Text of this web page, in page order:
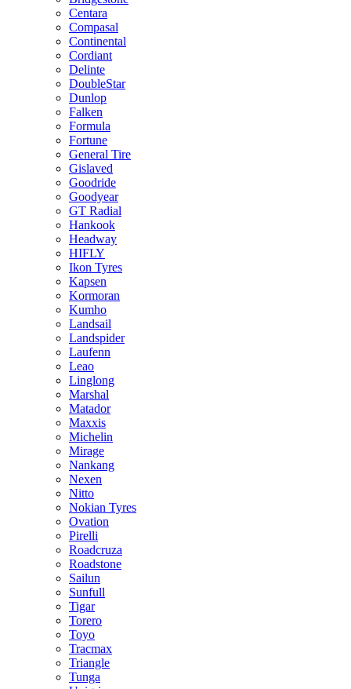
Centara
Compasal
Continental
Cordiant
Delinte
DoubleStar
Dunlop
Falken
Formula
Fortune
General Tire
Gislaved
Goodride
Goodyear
GT Radial
Hankook
Headway
HIFLY
Ikon Tyres
Kapsen
Kormoran
Kumho
Landsail
Landspider
Laufenn
Leao
Linglong
Marshal
Matador
Maxxis
Michelin
Mirage
Nankang
Nexen
Nitto
Nokian Tyres
Ovation
Pirelli
Roadcruza
Roadstone
Sailun
Sunfull
Tigar
Torero
Toyo
Tracmax
Triangle
Tunga